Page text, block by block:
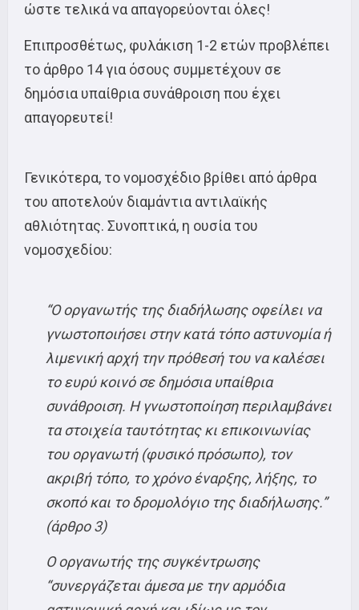
ώστε τελικά να απαγορεύονται όλες!
Επιπροσθέτως, φυλάκιση 1-2 ετών προβλέπει
το άρθρο 14 για όσους συμμετέχουν σε
δημόσια υπαίθρια συνάθροιση που έχει
απαγορευτεί!
Γενικότερα, το νομοσχέδιο βρίθει από άρθρα
του αποτελούν διαμάντια αντιλαϊκής
αθλιότητας. Συνοπτικά, η ουσία του
νομοσχεδίου:
“Ο οργανωτής της διαδήλωσης οφείλει να
γνωστοποιήσει στην κατά τόπο αστυνομία ή
λιμενική αρχή την πρόθεσή του να καλέσει
το ευρύ κοινό σε δημόσια υπαίθρια
συνάθροιση. Η γνωστοποίηση περιλαμβάνει
τα στοιχεία ταυτότητας κι επικοινωνίας
του οργανωτή (φυσικό πρόσωπο), τον
ακριβή τόπο, το χρόνο έναρξης, λήξης, το
σκοπό και το δρομολόγιο της διαδήλωσης.”
(άρθρο 3)
Ο οργανωτής της συγκέντρωσης
“συνεργάζεται άμεσα με την αρμόδια